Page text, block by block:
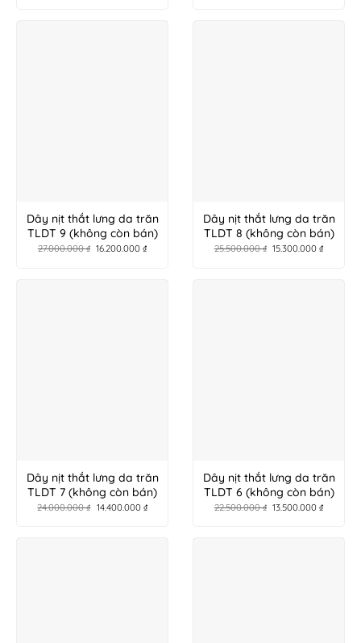
Dây nịt thắt lưng da trăn
TLDT 9 (không còn bán)
27.000.000₫ 16.200.000₫
Dây nịt thắt lưng da trăn
TLDT 8 (không còn bán)
25.500.000₫ 15.300.000₫
Dây nịt thắt lưng da trăn
TLDT 7 (không còn bán)
24.000.000₫ 14.400.000 ₫
Dây nịt thắt lưng da trăn
TLDT 6 (không còn bán)
22.500.000₫ 13.500.000₫